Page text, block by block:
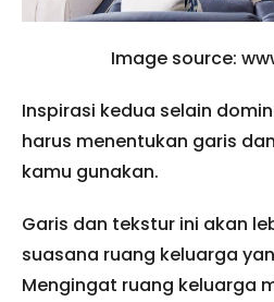
Image source:
Inspirasi kedua selain
harus menentukan garis
kamu gunakan.
Garis dan tekstur ini akan
suasana ruang keluarga
Mengingat ruang keluarga